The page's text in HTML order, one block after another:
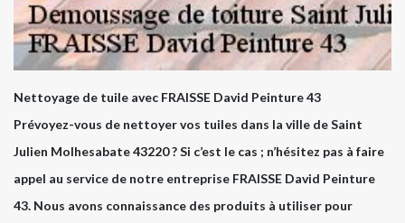
Nettoyage de tuile avec FRAISSE David Peinture 43
Prévoyez-vous de nettoyer vos tuiles dans la ville de Saint
Julien Molhesabate 43220 ? Si c’est le cas ; n’hésitez pas à faire
appel au service de notre entreprise FRAISSE David Peinture
43. Nous avons connaissance des produits à utiliser pour